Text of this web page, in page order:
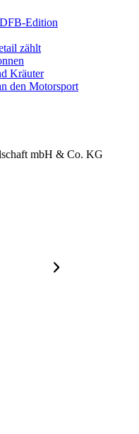
Edition
zählt
Kräuter
den Motorsport
mbH & Co. KG